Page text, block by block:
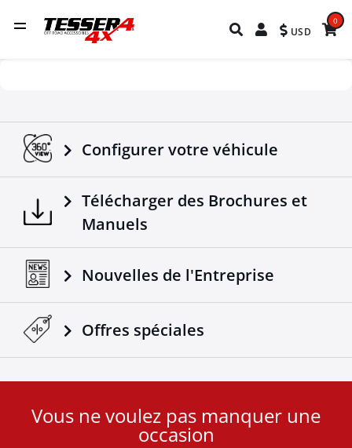
USD
0
Configurer votre véhicule
Télécharger des Brochures et
Manuels
Nouvelles de l'Entreprise
Offres spéciales
UserVous ne voulez pas manquer une
occasion